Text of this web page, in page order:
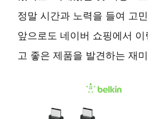
정말 시간과 노력을 들여 고
앞으로도 네이버 쇼핑에서
고 좋은 제품을 발견하는 재